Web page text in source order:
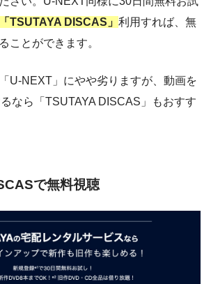
「TSUTAYA DISCAS」 利用すれば、無
ことができます。
U-NEXT」にやや劣りますが、動画を
なら「TSUTAYA DISCAS」もおすす
で無料視聴